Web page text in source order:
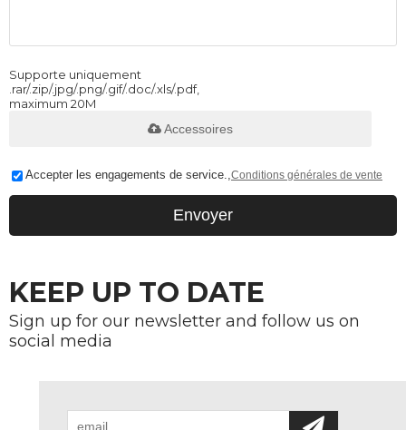
Supporte uniquement
.rar/.zip/.jpg/.png/.gif/.doc/.xls/.pdf,
maximum 20M
Accessoires
Accepter les engagements de service.,Conditions générales de vente
Envoyer
KEEP UP TO DATE
Sign up for our newsletter and follow us on
social media